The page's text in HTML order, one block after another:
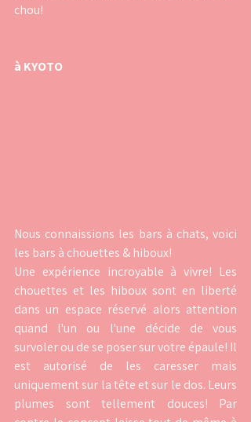
chou!
à KYOTO
Nous connaissions les bars à chats, voici
les bars à chouettes & hiboux!
Une expérience incroyable à vivre! Les
chouettes et les hiboux sont en liberté
dans un espace réservé alors attention
quand l'un ou l'une décide de vous
survoler ou de se poser sur votre épaule! Il
est autorisé de les caresser mais
uniquement sur la tête et sur le dos. Leurs
plumes sont tellement douces! Par